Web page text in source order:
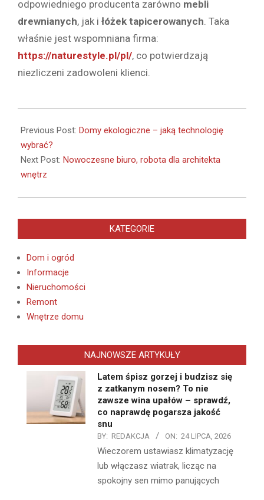
odpowiedniego producenta zarówno mebli
drewnianych, jak i łóżek tapicerowanych. Taka
właśnie jest wspomniana firma:
https://naturestyle.pl/pl/, co potwierdzają
niezliczeni zadowoleni klienci.
12-
29
Previous Post: Domy ekologiczne – jaką technologię
wybrać?
Next Post: Nowoczesne biuro, robota dla architekta
wnętrz
KATEGORIE
Dom i ogród
Informacje
Nieruchomości
Remont
Wnętrze domu
NAJNOWSZE ARTYKUŁY
Latem śpisz gorzej i budzisz się
z zatkanym nosem? To nie
zawsze wina upałów – sprawdź,
co naprawdę pogarsza jakość
snu
BY: REDAKCJA ON: 24 LIPCA, 2026
Wieczorem ustawiasz klimatyzację
lub włączasz wiatrak, licząc na
spokojny sen mimo panujących